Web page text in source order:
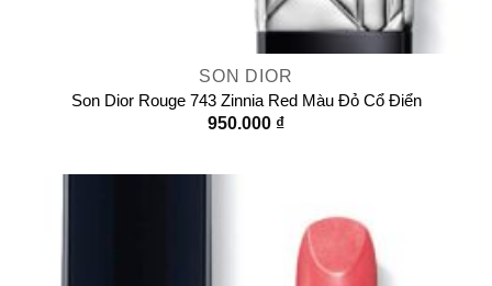
SON DIOR
Son Dior Rouge 743 Zinnia Red Màu Đỏ Cổ Điển
950.000 ₫